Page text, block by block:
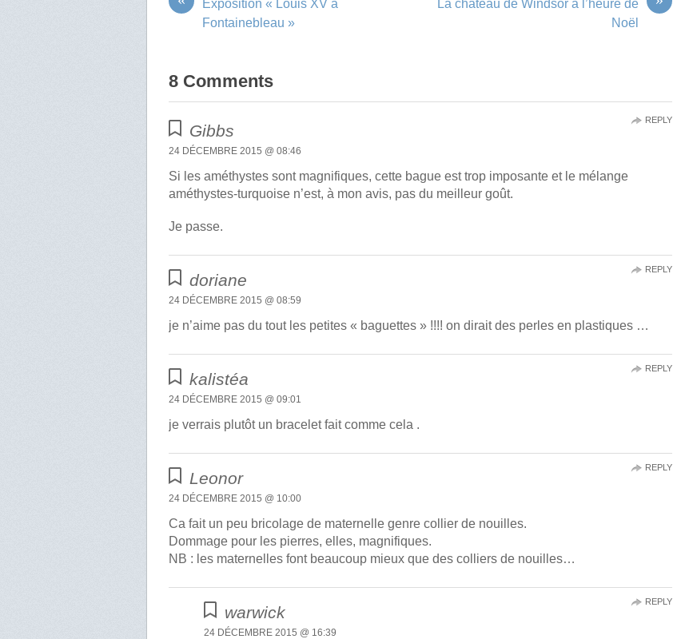
Exposition « Louis XV à
Fontainebleau »
La château de Windsor à l’heure de
Noël
8 Comments
Gibbs
24 DÉCEMBRE 2015 @ 08:46
Si les améthystes sont magnifiques, cette bague est trop imposante et le mélange
améthystes-turquoise n’est, à mon avis, pas du meilleur goût.
Je passe.
REPLY
doriane
24 DÉCEMBRE 2015 @ 08:59
je n’aime pas du tout les petites « baguettes » !!!! on dirait des perles en plastiques …
REPLY
kalistéa
24 DÉCEMBRE 2015 @ 09:01
je verrais plutôt un bracelet fait comme cela .
REPLY
Leonor
24 DÉCEMBRE 2015 @ 10:00
Ca fait un peu bricolage de maternelle genre collier de nouilles.
Dommage pour les pierres, elles, magnifiques.
NB : les maternelles font beaucoup mieux que des colliers de nouilles…
REPLY
warwick
24 DÉCEMBRE 2015 @ 16:39
REPLY